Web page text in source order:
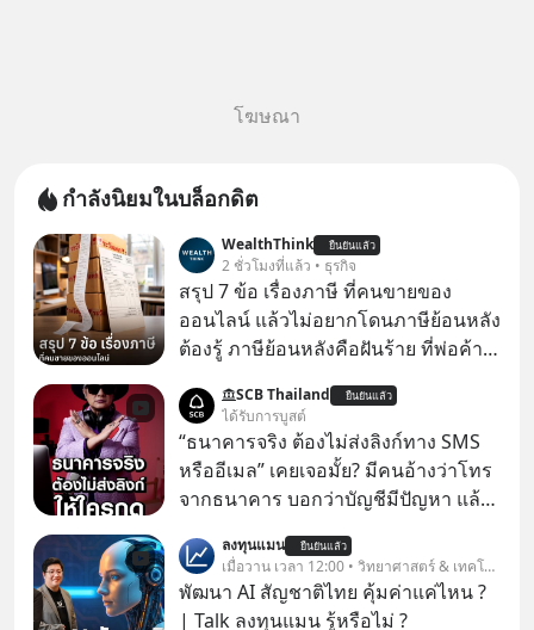
โฆษณา
กำลังนิยมในบล็อกดิต
WealthThink ยืนยันแล้ว
2 ชั่วโมงที่แล้ว • ธุรกิจ
สรุป 7 ข้อ เรื่องภาษี ที่คนขายของ
ออนไลน์ แล้วไม่อยากโดนภาษีย้อนหลัง
ต้องรู้ ภาษีย้อนหลังคือฝันร้าย ที่พ่อค้า
SCB Thailand ยืนยันแล้ว
ได้รับการบูสต์
“ธนาคารจริง ต้องไม่ส่งลิงก์ทาง SMS
หรืออีเมล” เคยเจอมั้ย? มีคนอ้างว่าโทร
จากธนาคาร บอกว่าบัญชีมีปัญหา แล้ว
ทันที มาฟัง “ป้าเก๋าเล่ากลโกง” เพื่อรู้ทัน
มุกหลอกลวงในคราบความน่าเชื่อถือ
กันค่ะ #แก้เกมกลโกง #ป้าเก๋าเล่ากล
ลงทุนแมน ยืนยันแล้ว
เมื่อวาน เวลา 12:00 • วิทยาศาสตร์ & เทคโนโลยี
พัฒนา AI สัญชาติไทย คุ้มค่าแค่ไหน ?
| Talk ลงทุนแมน รู้หรือไม่ ?